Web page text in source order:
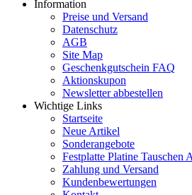
Information
Preise und Versand
Datenschutz
AGB
Site Map
Geschenkgutschein FAQ
Aktionskupon
Newsletter abbestellen
Wichtige Links
Startseite
Neue Artikel
Sonderangebote
Festplatte Platine Tauschen
Zahlung und Versand
Kundenbewertungen